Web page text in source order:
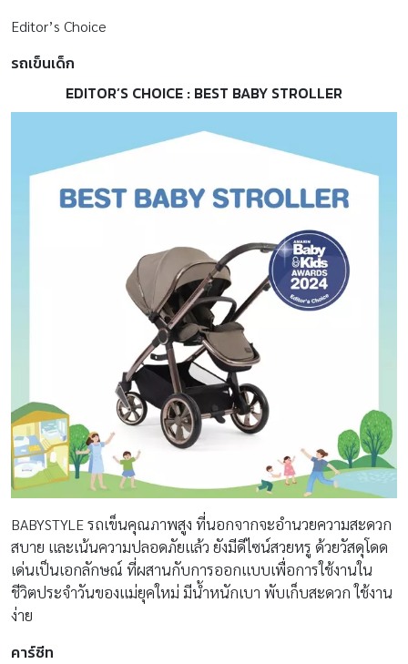
Editor’s Choice
รถเข็นเด็ก
EDITOR’S CHOICE : BEST BABY STROLLER
BABYSTYLEรถเข็นคุณภาพสูง ที่นอกจากจะอำนวยความสะดวก
สบาย และเน้นความปลอดภัยแล้ว ยังมีดีไซน์สวยหรู ด้วยวัสดุโดด
เด่นเป็นเอกลักษณ์ ที่ผสานกับการออกแบบเพื่อการใช้งานใน
ชีวิตประจำวันของแม่ยุคใหม่ มีน้ำหนักเบา พับเก็บสะดวก ใช้งาน
ง่าย
คาร์ซีท